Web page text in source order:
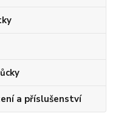
a příslušenství